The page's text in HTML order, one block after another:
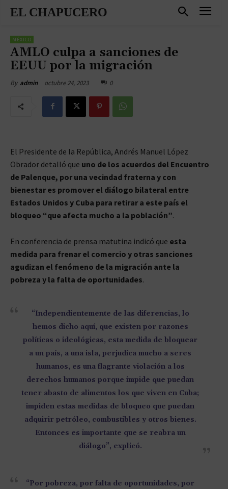
EL CHAPUCERO
MÉXICO
AMLO culpa a sanciones de
EEUU por la migración
By admin octubre 24, 2023 0
El Presidente de la República, Andrés Manuel López
Obrador detalló que uno de los acuerdos del Encuentro
de Palenque, por una vecindad fraterna y con
bienestar es promover el diálogo bilateral entre
Estados Unidos y Cuba para retirar a este país el
bloqueo “que afecta mucho a la población”.
En conferencia de prensa matutina indicó que esta
medida para frenar el comercio y otras sanciones
agudizan el fenómeno de la migración ante la
pobreza y la falta de oportunidades.
“Independientemente de las diferencias, lo
hemos dicho aquí, que existen por razones
políticas o ideológicas, esta medida de bloquear
a un país, a una isla, perjudica mucho a seres
humanos, es una flagrante violación a los
derechos humanos porque impide que puedan
tener abasto de alimentos los que viven en Cuba;
impiden estas medidas de bloqueo que puedan
adquirir petróleo, combustibles y otros bienes.
Entonces es importante que se reabra un
diálogo”, explicó.
“Por pobreza, por falta de oportunidades, por